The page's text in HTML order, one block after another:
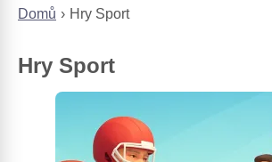
Domů Hry Sport
Hry Sport